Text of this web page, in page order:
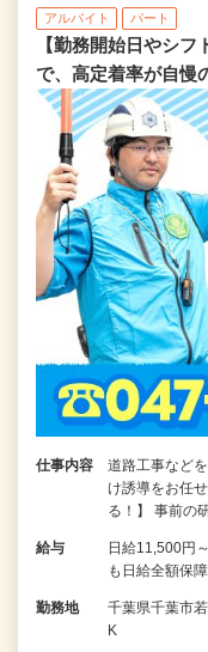
アルバイト パート
【勤務開始日やシ
で、高定着率が自慢
仕事内容
道路工事など
け誘導をお任
る！】 事前の
給与
日給11,500円
も日給全額保障
勤務地
千葉県千葉市
K